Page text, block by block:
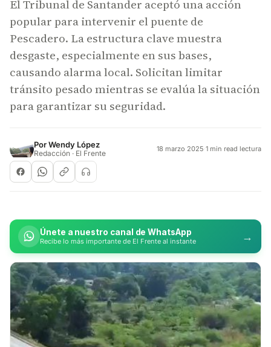
El Tribunal de Santander aceptó una acción
popular para intervenir el puente de
Pescadero. La estructura clave muestra
desgaste, especialmente en sus bases,
causando alarma local. Solicitan limitar
tránsito pesado mientras se evalúa la situación
para garantizar su seguridad.
PorWendy López
Redacción · El Frente 18 marzo 2025·1 min read lectura
Únete a nuestro canal de WhatsApp
Recibe lo más importante de El Frente al instante →